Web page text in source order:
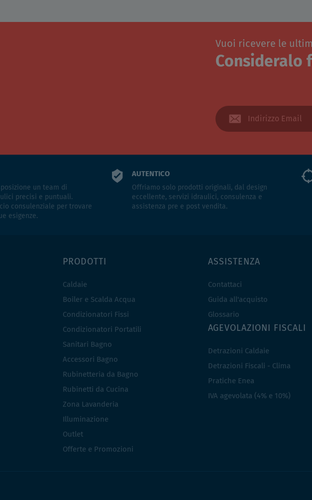
Vuoi ricevere le
Consideralo
un team di
precisi e puntuali.
consulenziale per trovare
esigenze.
AUTENTICO
Offriamo solo prodotti originali, dal design
eccellente, servizi idraulici, consulenza e
assistenza pre e post vendita.
PRODOTTI
Caldaie
Boiler e Scalda Acqua
Condizionatori Fissi
Condizionatori Portatili
Sanitari Bagno
Accessori Bagno
Rubinetteria da Bagno
Rubinetti da Cucina
Zona Lavanderia
Illuminazione
Outlet
Offerte e Promozioni
ASSISTENZA
Contattaci
Guida all'acquisto
Glossario
AGEVOLAZIONI FISCALI
Detrazioni Caldaie
Detrazioni Fiscali - Clima
Pratiche Enea
IVA agevolata (4% e 10%)